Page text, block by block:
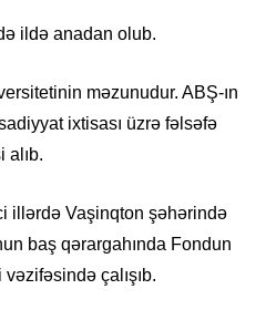
ildə anadan olub.
məzunudur. ABŞ-ın
ixtisası üzrə fəlsəfə
alıb.
illərdə Vaşinqton şəhərində
baş qərargahında Fondun
çalışıb.